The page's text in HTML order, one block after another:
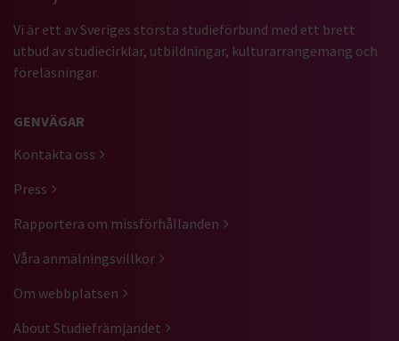
Vi är ett av Sveriges största studieförbund med ett brett
utbud av studiecirklar, utbildningar, kulturarrangemang och
föreläsningar.
GENVÄGAR
Kontakta oss
Press
Rapportera om missförhållanden
Våra anmälningsvillkor
Om webbplatsen
About Studiefrämjandet